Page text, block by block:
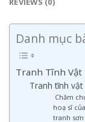
Danh mục
Tranh Tĩnh Vật
Tranh tĩnh
Chăm
hoạ sĩ
tranh